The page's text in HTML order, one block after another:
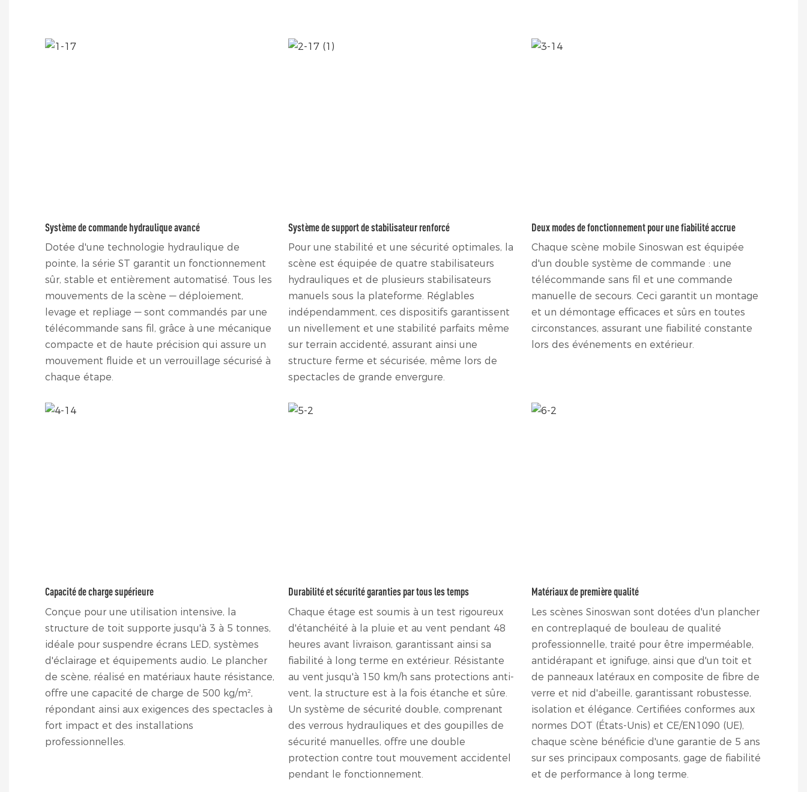
Système de commande hydraulique avancé
Dotée d'une technologie hydraulique de
pointe, la série ST garantit un fonctionnement
sûr, stable et entièrement automatisé. Tous les
mouvements de la scène — déploiement,
levage et repliage — sont commandés par une
télécommande sans fil, grâce à une mécanique
compacte et de haute précision qui assure un
mouvement fluide et un verrouillage sécurisé à
chaque étape.
Système de support de stabilisateur renforcé
Pour une stabilité et une sécurité optimales, la
scène est équipée de quatre stabilisateurs
hydrauliques et de plusieurs stabilisateurs
manuels sous la plateforme. Réglables
indépendamment, ces dispositifs garantissent
un nivellement et une stabilité parfaits même
sur terrain accidenté, assurant ainsi une
structure ferme et sécurisée, même lors de
spectacles de grande envergure.
Deux modes de fonctionnement pour une fiabilité accrue
Chaque scène mobile Sinoswan est équipée
d'un double système de commande : une
télécommande sans fil et une commande
manuelle de secours. Ceci garantit un montage
et un démontage efficaces et sûrs en toutes
circonstances, assurant une fiabilité constante
lors des événements en extérieur.
Capacité de charge supérieure
Conçue pour une utilisation intensive, la
structure de toit supporte jusqu'à 3 à 5 tonnes,
idéale pour suspendre écrans LED, systèmes
d'éclairage et équipements audio. Le plancher
de scène, réalisé en matériaux haute résistance,
offre une capacité de charge de 500 kg/m²,
répondant ainsi aux exigences des spectacles à
fort impact et des installations
professionnelles.
Durabilité et sécurité garanties par tous les temps
Chaque étage est soumis à un test rigoureux
d'étanchéité à la pluie et au vent pendant 48
heures avant livraison, garantissant ainsi sa
fiabilité à long terme en extérieur. Résistante
au vent jusqu'à 150 km/h sans protections anti-
vent, la structure est à la fois étanche et sûre.
Un système de sécurité double, comprenant
des verrous hydrauliques et des goupilles de
sécurité manuelles, offre une double
protection contre tout mouvement accidentel
pendant le fonctionnement.
Matériaux de première qualité
Les scènes Sinoswan sont dotées d'un plancher
en contreplaqué de bouleau de qualité
professionnelle, traité pour être imperméable,
antidérapant et ignifuge, ainsi que d'un toit et
de panneaux latéraux en composite de fibre de
verre et nid d'abeille, garantissant robustesse,
isolation et élégance. Certifiées conformes aux
normes DOT (États-Unis) et CE/EN1090 (UE),
chaque scène bénéficie d'une garantie de 5 ans
sur ses principaux composants, gage de fiabilité
et de performance à long terme.